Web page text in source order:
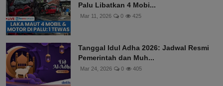
Palu Libatkan 4 Mobi...
Mar 11, 2026 0 425
Tanggal Idul Adha 2026: Jadwal Resmi
Pemerintah dan Muh...
Mar 24, 2026 0 405